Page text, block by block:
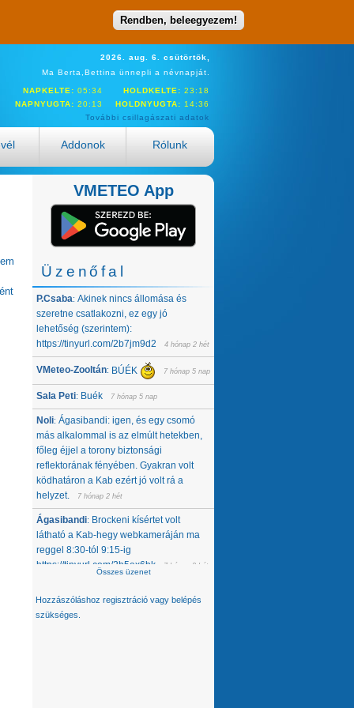
Rendben, beleegyezem!
2026. aug. 6. csütörtök,
Ma Berta,Bettina ünnepli a névnapját.
NAPKELTE: 05:34 HOLDKELTE: 23:18
NAPNYUGTA: 20:13 HOLDNYUGTA: 14:36
További csillagászati adatok
Addonok Rólunk
VMETEO App
Üzenőfal
P.Csaba: Akinek nincs állomása és
szeretne csatlakozni, ez egy jó
lehetőség (szerintem):
https://tinyurl.com/2b7jm9d2
4 hónap 2 hét
VMeteo-Zooltán: BÚÉK 7 hónap 5 nap
Sala Peti: Buék 7 hónap 5 nap
Noli: Ágasibandi: igen, és egy csomó
más alkalommal is az elmúlt hetekben,
főleg éjjel a torony biztonsági
reflektorának fényében. Gyakran volt
ködhatáron a Kab ezért jó volt rá a
helyzet.
7 hónap 2 hét
Ágasibandi: Brockeni kísértet volt
látható a Kab-hegy webkameráján ma
reggel 8:30-tól 9:15-ig
https://tinyurl.com/2b5ex6bk
7 hónap 2 hét
hanem egész közép-kelet európai
térségből. Az Alpokban alig van hó -
Összes üzenet
Hozzászóláshoz regisztráció vagy belépés
szükséges.